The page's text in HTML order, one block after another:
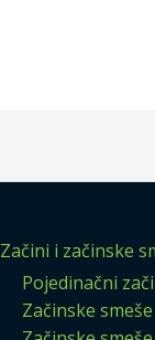
Začini i začinske
Pojedinačni
Začinske